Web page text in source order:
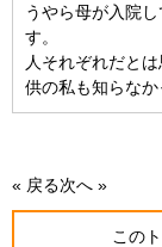
うやら母が入院
す。
人それぞれだと
供の私も知らなか
« 戻る次へ »
この